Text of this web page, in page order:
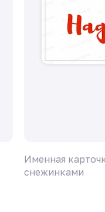
Именная
снежинками